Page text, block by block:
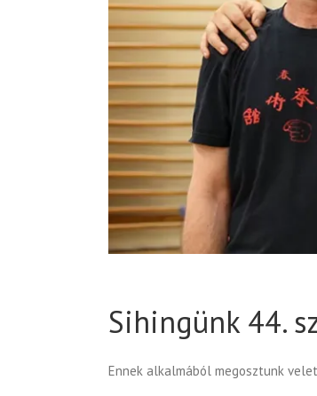
Sihingünk 44.
Ennek alkalmából megosztunk